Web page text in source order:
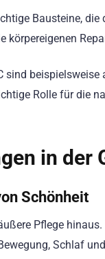
Bausteine,
Rolle für die
in der
Schönheit
Pflege
Schlaf